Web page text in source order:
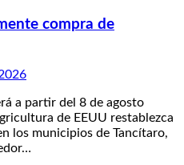
compra de
a partir del 8 de agosto
de EEUU restablezca
los municipios de Tancítaro,